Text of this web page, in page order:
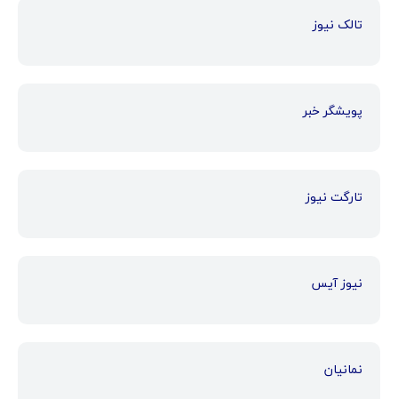
تالک نیوز
پویشگر خبر
تارگت نیوز
نیوز آیس
نمانیان